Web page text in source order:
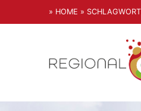
» HOME »